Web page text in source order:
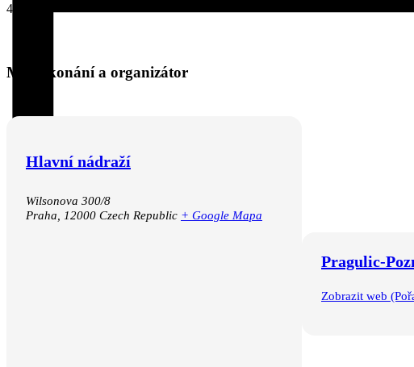
450Kč
Místo konání a organizátor
Hlavní nádraží
Wilsonova 300/8
Praha
12000 Czech Republic + Google Mapa
Pragulic-
Zobrazit web